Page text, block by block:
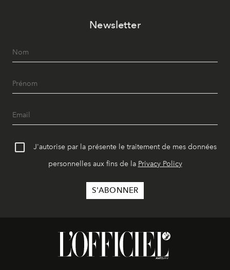
Newsletter
J'autorise par la présente le traitement de mes données
personnelles aux fins de la Privacy Policy